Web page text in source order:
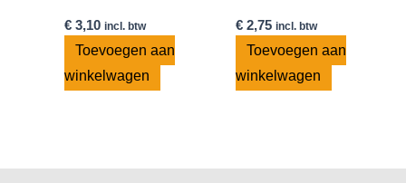
€ 3,10 incl. btw
Toevoegen aan
winkelwagen
€2,75 incl. btw
Toevoegen aan
winkelwagen